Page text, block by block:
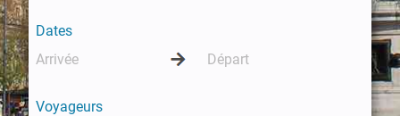
Dates
Voyageurs